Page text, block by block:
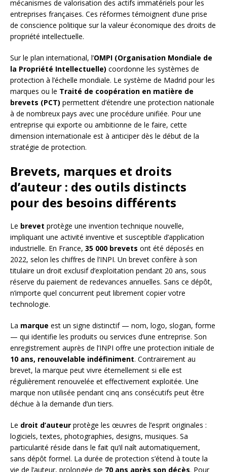
mécanismes de valorisation des actifs immatériels pour les
entreprises françaises. Ces réformes témoignent d’une prise
de conscience politique sur la valeur économique des droits de
propriété intellectuelle.
Sur le plan international, l’OMPI (Organisation Mondiale de
la Propriété Intellectuelle) coordonne les systèmes de
protection à l’échelle mondiale. Le système de Madrid pour les
marques ou le Traité de coopération en matière de
brevets (PCT) permettent d’étendre une protection nationale
à de nombreux pays avec une procédure unifiée. Pour une
entreprise qui exporte ou ambitionne de le faire, cette
dimension internationale est à anticiper dès le début de la
stratégie de protection.
Brevets, marques et droits
d’auteur : des outils distincts
pour des besoins différents
Le brevet protège une invention technique nouvelle,
impliquant une activité inventive et susceptible d’application
industrielle. En France, 35 000 brevets ont été déposés en
2022, selon les chiffres de l’INPI. Un brevet confère à son
titulaire un droit exclusif d’exploitation pendant 20 ans, sous
réserve du paiement de redevances annuelles. Sans ce dépôt,
n’importe quel concurrent peut librement copier votre
technologie.
La marque est un signe distinctif — nom, logo, slogan, forme
— qui identifie les produits ou services d’une entreprise. Son
enregistrement auprès de l’INPI offre une protection initiale de
10 ans, renouvelable indéfiniment. Contrairement au
brevet, la marque peut vivre éternellement si elle est
régulièrement renouvelée et effectivement exploitée. Une
marque non utilisée pendant cinq ans consécutifs peut être
déchue à la demande d’un tiers.
Le droit d’auteur protège les œuvres de l’esprit originales :
logiciels, textes, photographies, designs, musiques. Sa
particularité réside dans le fait qu’il naît automatiquement,
sans dépôt formel. La durée de protection s’étend à toute la
vie de l’auteur, prolongée de 70 ans après son décès. Pour